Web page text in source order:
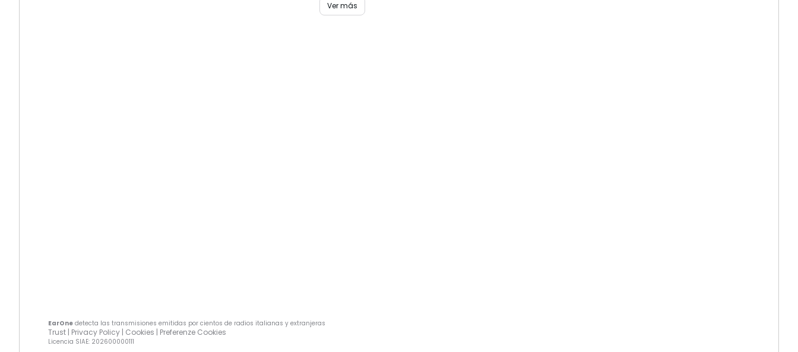
Ver más
EarOne detecta las transmisiones emitidas por cientos de radios italianas y extranjeras
Trust | Privacy Policy | Cookies | Preferenze Cookies
Licencia SIAE: 202600000111